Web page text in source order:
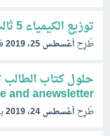
توزيع الكيمياء 5 ثالث ثانوي المستوى الخامس 1441
طُرِحأغسطس 25، 2019
and anewsletter
طُرِحأغسطس 24، 2019